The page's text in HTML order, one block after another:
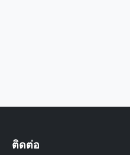
ติดต่อ